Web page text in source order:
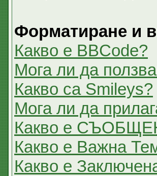
Форматиране и
Какво е BBCode?
Мога ли да
Какво са Smileys?
Мога ли да
Какво е
Какво е Важна
Какво е